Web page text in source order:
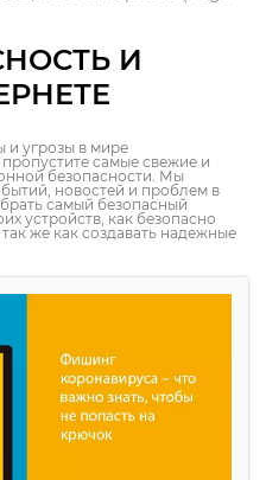
И
угрозы в мире
самые свежие и
безопасности. Мы
новостей и проблем в
самый безопасный
устройств, как безопасно
же как создавать надежные